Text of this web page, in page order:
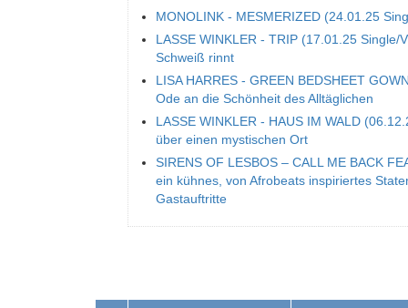
MONOLINK - MESMERIZED (24.01.25
LASSE WINKLER - TRIP (17.01.25
Schweiß rinnt
LISA HARRES - GREEN BEDSHEET
Ode an die Schönheit des Alltäglichen
LASSE WINKLER - HAUS IM WALD
über einen mystischen Ort
SIRENS OF LESBOS – CALL ME BACK
ein kühnes, von Afrobeats inspiriertes
Gastauftritte